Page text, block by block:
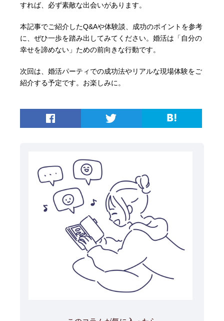
すれば、必ず素敵な出会いがあります。
本記事でご紹介したQ&Aや体験談、成功のポイントを参考
に、ぜひ一歩を踏み出してみてください。婚活は「自分の
幸せを諦めない」ための前向きな行動です。
次回は、婚活パーティでの成功法やリアルな現場体験をご
紹介する予定です。お楽しみに。